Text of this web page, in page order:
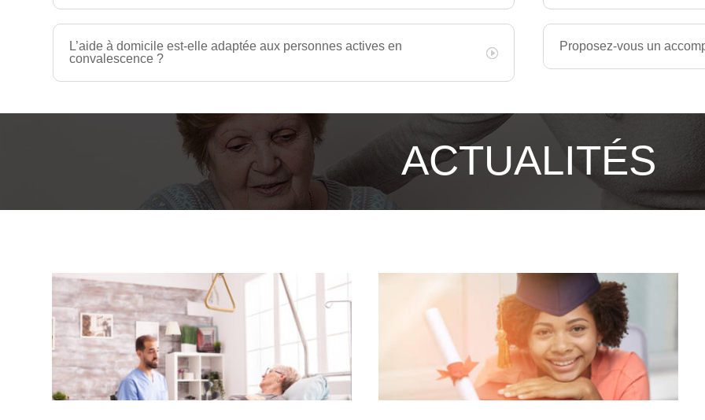
L’aide à domicile est-elle adaptée aux personnes actives en
convalescence ?
Proposez-vous un
ACTUALITÉS